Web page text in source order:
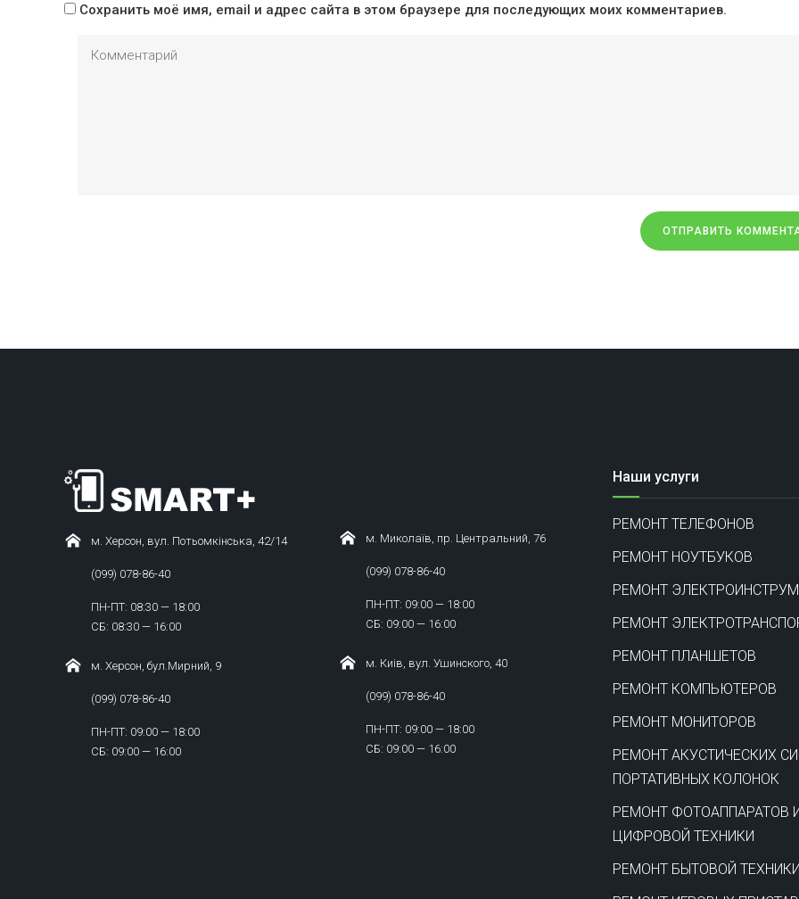
Сохранить моё имя, email и адрес сайта в этом браузере для последующих моих комментариев.
м. Херсон, вул. Потьомкінська, 42/14
(099) 078-86-40
ПН-ПТ: 08:30 — 18:00
СБ: 08:30 — 16:00
м. Херсон, бул.Мирний, 9
(099) 078-86-40
ПН-ПТ: 09:00 — 18:00
СБ: 09:00 — 16:00
м. Миколаїв, пр. Центральний, 76
(099) 078-86-40
ПН-ПТ: 09:00 — 18:00
СБ: 09:00 — 16:00
м. Киів, вул. Ушинского, 40
(099) 078-86-40
ПН-ПТ: 09:00 — 18:00
СБ: 09:00 — 16:00
Наши услуги
РЕМОНТ ТЕЛЕФОНОВ
РЕМОНТ НОУТБУКОВ
РЕМОНТ
РЕМОНТ
РЕМОНТ ПЛАНШЕТОВ
РЕМОНТ КОМПЬЮТЕРОВ
РЕМОНТ МОНИТОРОВ
РЕМОНТ АКУСТИЧЕСКИХ
ПОРТАТИВНЫХ КОЛОНОК
РЕМОНТ ФОТОАППАРАТОВ
ЦИФРОВОЙ ТЕХНИКИ
РЕМОНТ БЫТОВОЙ ТЕХНИКИ